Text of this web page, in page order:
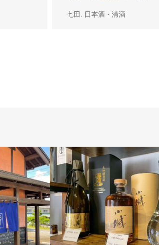
七田 日本酒・清酒
アイテム